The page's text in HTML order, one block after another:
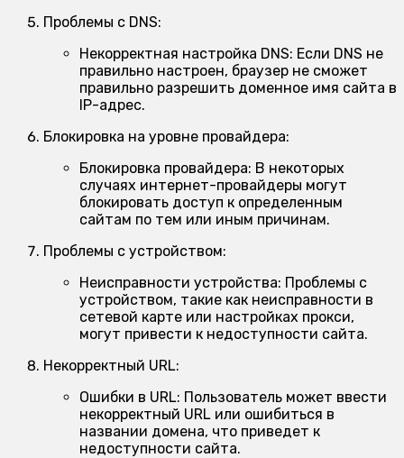
Проблемы с DNS:
Некорректная настройка DNS: Если DNS не
правильно настроен, браузер не сможет
правильно разрешить доменное имя сайта в
IP-адрес.
Блокировка на уровне провайдера:
Блокировка провайдера: В некоторых
случаях интернет-провайдеры могут
блокировать доступ к определенным
сайтам по тем или иным причинам.
Проблемы с устройством:
Неисправности устройства: Проблемы с
устройством, такие как неисправности в
сетевой карте или настройках прокси,
могут привести к недоступности сайта.
Некорректный URL:
Ошибки в URL: Пользователь может ввести
некорректный URL или ошибиться в
названии домена, что приведет к
недоступности сайта.